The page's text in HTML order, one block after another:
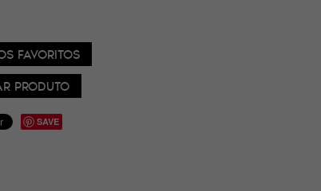
FAVORITOS
PRODUTO
SAVE